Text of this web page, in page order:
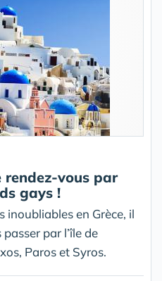
rendez-vous par
gays !
inoubliables en Grèce, il
par l’île de
Paros et Syros.